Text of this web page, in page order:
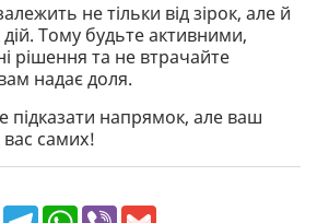
не тільки від зірок, але й
Тому будьте активними,
рішення та не втрачайте
надає доля.
підказати напрямок, але ваш
вас самих!
E T W V